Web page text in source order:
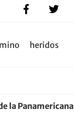
heridos
la Panamericana